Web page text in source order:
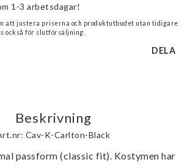
1-3 arbetsdagar!
att justera priserna och produktutbudet utan tidigare
också för slutförsäljning.
DELA
Beskrivning
Cav-K-Carlton-Black
passform (classic fit). Kostymen har